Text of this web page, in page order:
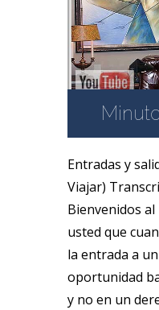
Entradas y
Viajar)
Bienvenidos
usted que
la entrada a
oportunidad
y no en un